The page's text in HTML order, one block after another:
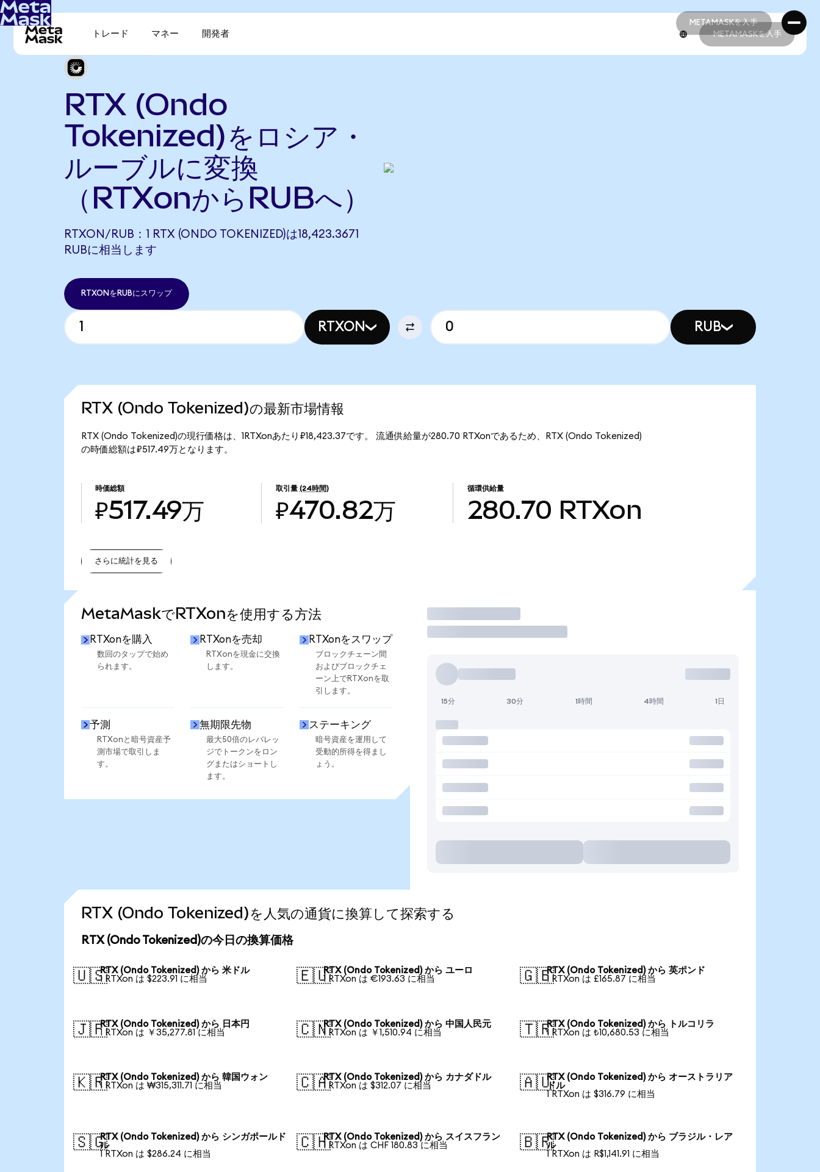
METAMASKを入手
METAMASKを入手
トレード マネー 開発者 METAMASKを入手
RTX (Ondo
Tokenized)をロシア・
ルーブルに変換
（RTXonからRUBへ）
RTXON/RUB：1 RTX (ONDO TOKENIZED)は18,423.3671
RUBに相当します
RTXONをRUBにスワップ
RTXON RUB
RTX (Ondo Tokenized)の最新市場情報
RTX (Ondo Tokenized)の現行価格は、1RTXonあたり₽18,423.37です。 流通供給量が280.70 RTXonであるため、RTX (Ondo Tokenized)
の時価総額は₽517.49万となります。
時価総額
₽517.49万
取引量 (24時間)
₽470.82万
循環供給量
280.70 RTXon
さらに統計を見る
MetaMaskでRTXonを使用する方法
RTXonを購入
数回のタップで始め
られます。
RTXonを売却
RTXonを現金に交換
します。
RTXonをスワップ
ブロックチェーン間
およびブロックチェ
ーン上でRTXonを取
引します。
予測
RTXonと暗号資産予
測市場で取引しま
す。
無期限先物
最大50倍のレバレッ
ジでトークンをロン
グまたはショートし
ます。
ステーキング
暗号資産を運用して
受動的所得を得まし
ょう。
取引
15分 30分 1時間 4時間 1日
RTX (Ondo Tokenized)を人気の通貨に換算して探索する
RTX (Ondo Tokenized)の今日の換算価格
🇺🇸RTX (Ondo Tokenized) から 米ドル
1 RTXon は $223.91 に相当
🇪🇺RTX (Ondo Tokenized) から ユーロ
1 RTXon は €193.63 に相当
🇬🇧RTX (Ondo Tokenized) から 英ポンド
1 RTXon は £165.87 に相当
🇯🇵RTX (Ondo Tokenized) から 日本円
1 RTXon は ￥35,277.81 に相当
🇨🇳RTX (Ondo Tokenized) から 中国人民元
1 RTXon は ￥1,510.94 に相当
🇹🇷RTX (Ondo Tokenized) から トルコリラ
1 RTXon は ₺10,680.53 に相当
🇰🇷RTX (Ondo Tokenized) から 韓国ウォン
1 RTXon は ₩315,311.71 に相当
🇨🇦RTX (Ondo Tokenized) から カナダドル
1 RTXon は $312.07 に相当
🇦🇺RTX (Ondo Tokenized) から オーストラリア
ドル
1 RTXon は $316.79 に相当
🇸🇬RTX (Ondo Tokenized) から シンガポールド
ル
1 RTXon は $286.24 に相当
🇨🇭RTX (Ondo Tokenized) から スイスフラン
1 RTXon は CHF 180.83 に相当
🇧🇷RTX (Ondo Tokenized) から ブラジル・レア
ル
1 RTXon は R$1,141.91 に相当